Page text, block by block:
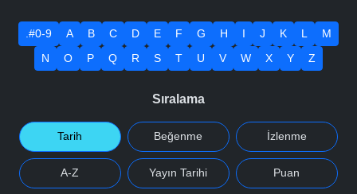
.#0-9 A B C D E F G H I J K L
M
N
O P Q R S T U V W X Y Z
Sıralama
Tarih Beğenme İzlenme
A-Z Yayın Tarihi Puan